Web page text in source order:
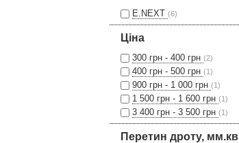
E.NEXT (6)
Ціна
300 грн - 400 грн (2)
400 грн - 500 грн (1)
900 грн - 1 000 грн (1)
1 500 грн - 1 600 грн (1)
3 400 грн - 3 500 грн (1)
Перетин дроту, мм.кв